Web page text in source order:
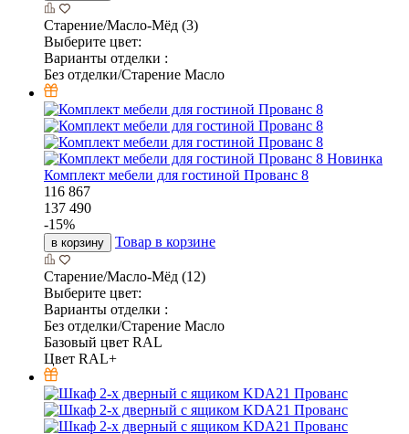
Старение/Масло-Мёд (3)
Выберите цвет:
Варианты отделки :
Без отделки/Старение Масло
Новинка
Комплект мебели для гостиной Прованс 8
116 867
137 490
-15%
в корзину Товар в корзине
Старение/Масло-Мёд (12)
Выберите цвет:
Варианты отделки :
Без отделки/Старение Масло
Базовый цвет RAL
Цвет RAL+